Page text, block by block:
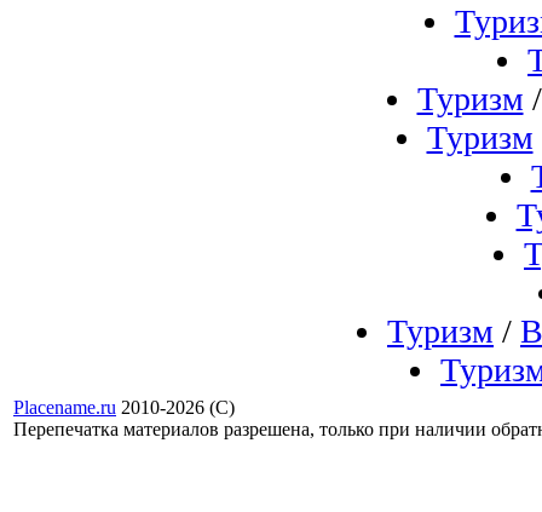
Туризм
Туризм
Туризм /
Placename.ru 2010-2026 (С)
Перепечатка материалов разрешена, только при наличии